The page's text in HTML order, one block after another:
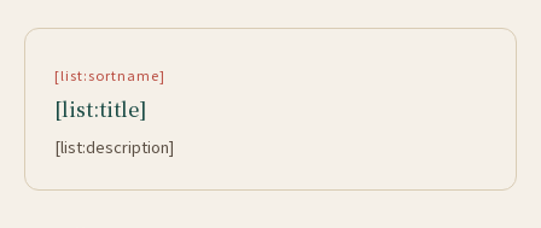
[list:sortname]
[list:title]
[list:description]